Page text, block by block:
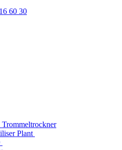
60 30
Plant